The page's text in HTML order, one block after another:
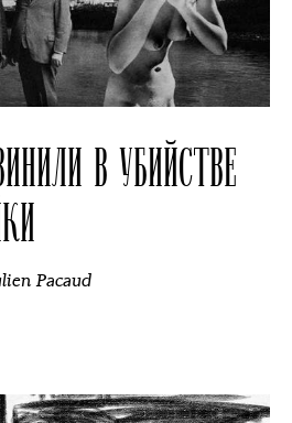
В УБИЙСТВЕ
Pacaud